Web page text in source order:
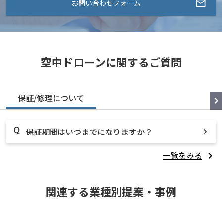
お問い合わせフォーム
空中ドローンに関するご質問
保証/修理について
保証期間はいつまでになりますか？
一覧をみる
関連する業種別提案・事例